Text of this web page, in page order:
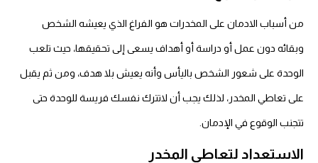
من أسباب الادمان على المخدرات هو الفراغ الذي يعيشه الشخص
وبقائه دون عمل أو دراسة أو أهداف يسعى إلى تحقيقها، حيث تلعب
الوحدة على شعور الشخص باليأس وأنه يعيش بلا هدف، ومن ثم يقبل
على تعاطي المخدر، لذلك يجب أن لاتترك نفسك فريسة للوحدة حتى
تتجنب الوقوع في الإدمان.
الاستعداد لتعاطي المخدر